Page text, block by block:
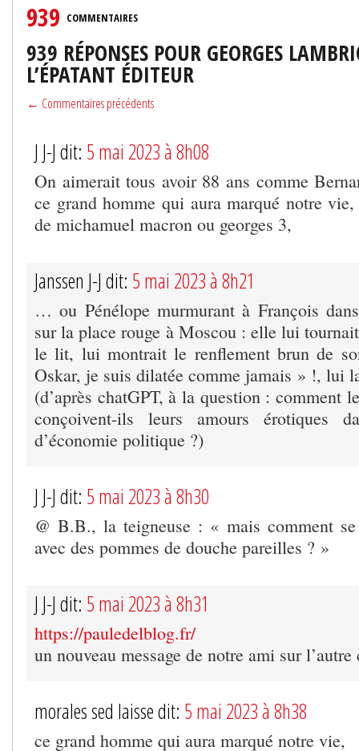
939 COMMENTAIRES
939 RÉPONSES POUR GEORGES
L’ÉPATANT ÉDITEUR
← Commentaires précédents
J J-J dit: 5 mai 2023 à 8h08
On aimerait tous avoir 88 ans comme
ce grand homme qui aura marqué notre
de michamuel macron ou georges 3,
Janssen J-J dit: 5 mai 2023 à 8h21
… ou Pénélope murmurant à François
sur la place rouge à Moscou : elle lui
le lit, lui montrait le renflement brun de
Oskar, je suis dilatée comme jamais » !, lui
(d’après chatGPT, à la question : comment
conçoivent-ils leurs amours érotiques
d’économie politique ?)
J J-J dit: 5 mai 2023 à 8h30
@ B.B., la teigneuse : « mais comment
avec des pommes de douche pareilles ? »
J J-J dit: 5 mai 2023 à 8h31
https://pauledelblog.fr/
un nouveau message de notre ami sur l’autre
morales sed laisse dit: 5 mai 2023 à 8h38
ce grand homme qui aura marqué notre vie,